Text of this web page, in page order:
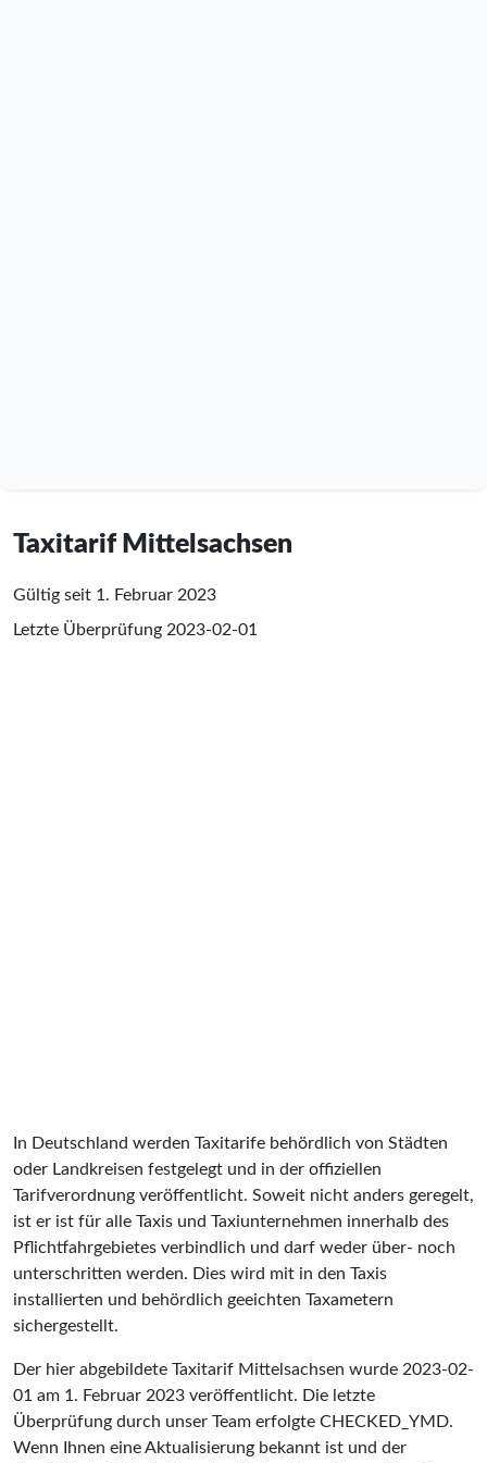
Taxitarif Mittelsachsen
Gültig seit 1. Februar 2023
Letzte Überprüfung 2023-02-01
In Deutschland werden Taxitarife behördlich von Städten
oder Landkreisen festgelegt und in der offiziellen
Tarifverordnung veröffentlicht. Soweit nicht anders geregelt,
ist er ist für alle Taxis und Taxiunternehmen innerhalb des
Pflichtfahrgebietes verbindlich und darf weder über- noch
unterschritten werden. Dies wird mit in den Taxis
installierten und behördlich geeichten Taxametern
sichergestellt.
Der hier abgebildete Taxitarif Mittelsachsen wurde 2023-02-
01 am 1. Februar 2023 veröffentlicht. Die letzte
Überprüfung durch unser Team erfolgte CHECKED_YMD.
Wenn Ihnen eine Aktualisierung bekannt ist und der